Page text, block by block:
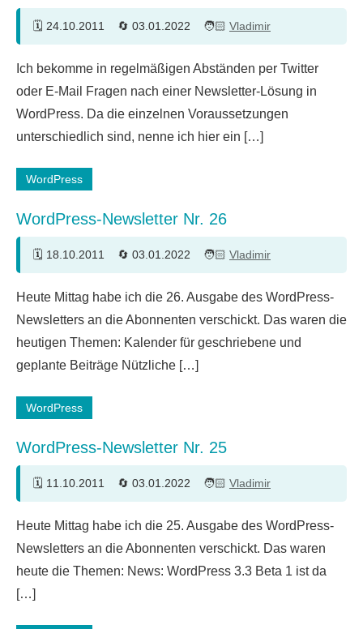
24.10.2011 03.01.2022 Vladimir
Kommentare
Ich bekomme in regelmäßigen Abständen per Twitter
oder E-Mail Fragen nach einer Newsletter-Lösung in
WordPress. Da die einzelnen Voraussetzungen
unterschiedlich sind, nenne ich hier ein […]
WordPress
WordPress-Newsletter Nr. 26
18.10.2011 03.01.2022 Vladimir
Heute Mittag habe ich die 26. Ausgabe des WordPress-
Newsletters an die Abonnenten verschickt. Das waren die
heutigen Themen: Kalender für geschriebene und
geplante Beiträge Nützliche […]
WordPress
WordPress-Newsletter Nr. 25
11.10.2011 03.01.2022 Vladimir
Heute Mittag habe ich die 25. Ausgabe des WordPress-
Newsletters an die Abonnenten verschickt. Das waren
heute die Themen: News: WordPress 3.3 Beta 1 ist da
[…]